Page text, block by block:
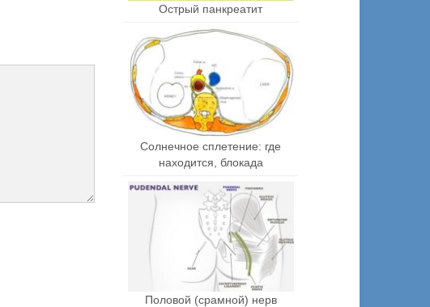
Острый панкреатит
Солнечное сплетение: где
находится, блокада
Половой (срамной) нерв